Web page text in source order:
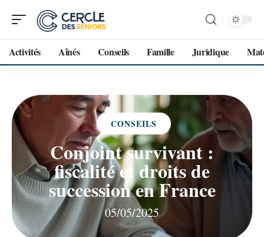
Activités Aînés Conseils Famille Juridique
CONSEILS
Conjoint survivant :
fiscalité et droits de
succession en France
05/05/2025